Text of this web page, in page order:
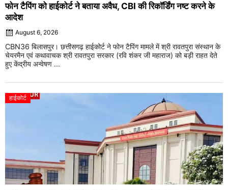
फोन टैपिंग को हाईकोर्ट ने बताया अवैध, CBI की रिकॉर्डिंग नष्ट करने के
आदेश
August 6, 2026
CBN36 बिलासपुर। छत्तीसगढ़ हाईकोर्ट ने फोन टैपिंग मामले में श्री रावतपुरा संस्थान के
चेयरमैन एवं कथावाचक श्री रावतपुरा सरकार (रवि शंकर जी महाराज) को बड़ी राहत देते
हुए केंद्रीय अन्वेषण ...
हाईकोर्ट